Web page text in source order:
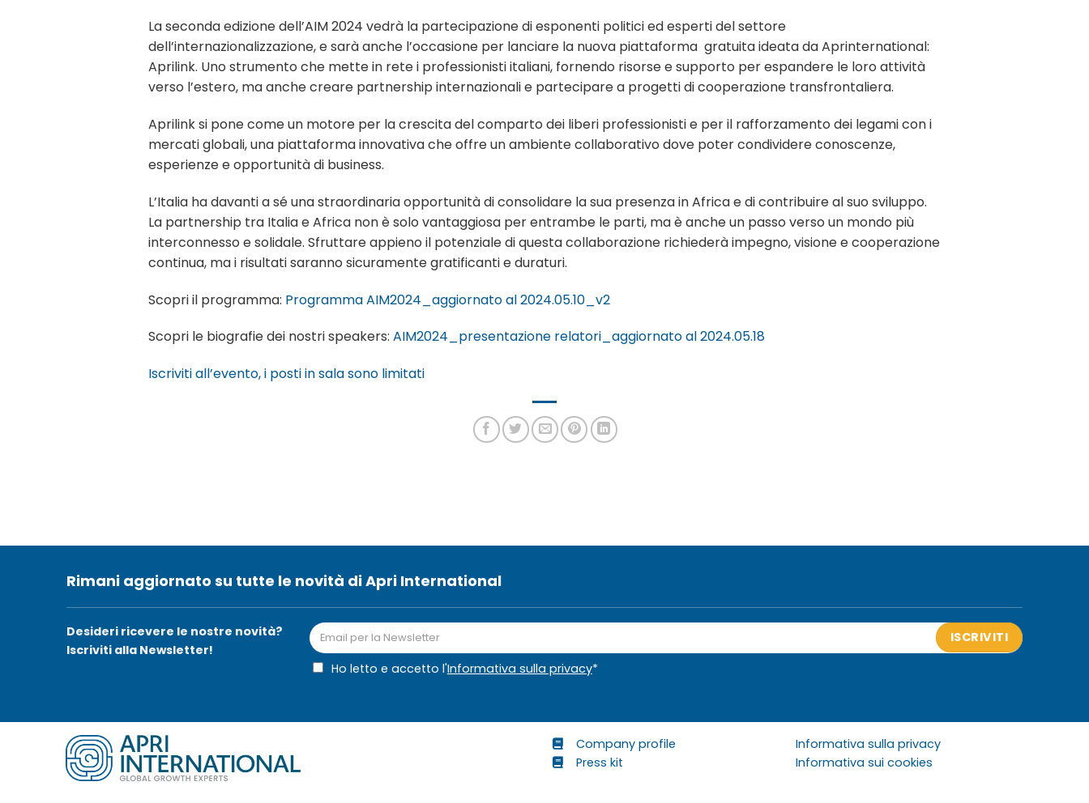
La seconda edizione dell’AIM 2024 vedrà la partecipazione di esponenti politici ed esperti del settore
dell’internazionalizzazione, e sarà anche l’occasione per lanciare la nuova piattaforma gratuita ideata da Aprinternational:
Aprilink. Uno strumento che mette in rete i professionisti italiani, fornendo risorse e supporto per espandere le loro attività
verso l’estero, ma anche creare partnership internazionali e partecipare a progetti di cooperazione transfrontaliera.
Aprilink si pone come un motore per la crescita del comparto dei liberi professionisti e per il rafforzamento dei legami con i
mercati globali, una piattaforma innovativa che offre un ambiente collaborativo dove poter condividere conoscenze,
esperienze e opportunità di business.
L’Italia ha davanti a sé una straordinaria opportunità di consolidare la sua presenza in Africa e di contribuire al suo sviluppo.
La partnership tra Italia e Africa non è solo vantaggiosa per entrambe le parti, ma è anche un passo verso un mondo più
interconnesso e solidale. Sfruttare appieno il potenziale di questa collaborazione richiederà impegno, visione e cooperazione
continua, ma i risultati saranno sicuramente gratificanti e duraturi.
Scopri il programma: Programma AIM2024_aggiornato al 2024.05.10_v2
Scopri le biografie dei nostri speakers: AIM2024_presentazione relatori_aggiornato al 2024.05.18
Iscriviti all’evento, i posti in sala sono limitati
Rimani aggiornato su tutte le novità di Apri International
Desideri ricevere le nostre novità?
Iscriviti alla Newsletter!
ISCRIVITI
Ho letto e accetto l'Informativa sulla privacy*
Company profile
Press kit
Informativa sulla privacy
Informativa sui cookies